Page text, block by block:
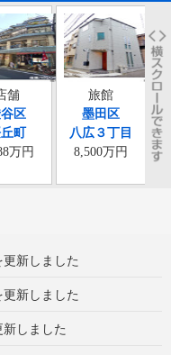
舗
区
町
万円
旅館
墨田区
八広３丁目
8,500万円
更新しました
新しました
しました